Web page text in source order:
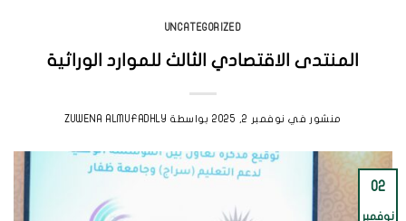
UNCATEGORIZED
المنتدى الاقتصادي الثالث للموارد الوراثية
منشور في نوفمبر 2, 2025 بواسطة ZUWENA ALMUFADHLY
02
نوفمبر